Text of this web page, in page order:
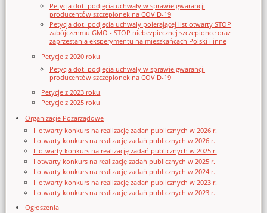
Petycja dot. podjęcia uchwały w sprawie gwarancji
producentów szczepionek na COVID-19
Petycja dot. podjęcia uchwały poierającej list otwarty STOP
zabójczenmu GMO - STOP niebezpiecznej szczepionce oraz
zaprzestania eksperymentu na mieszkańcach Polski i inne
Petycje z 2020 roku
Petycja dot. podjęcia uchwały w sprawie gwarancji
producentów szczepionek na COVID-19
Petycje z 2023 roku
Petycje z 2025 roku
Organizacje Pozarządowe
II otwarty konkurs na realizację zadań publicznych w 2026 r.
I otwarty konkurs na realizację zadań publicznych w 2026 r.
II otwarty konkurs na realizację zadań publicznych w 2025 r.
I otwarty konkurs na realizację zadań publicznych w 2025 r.
I otwarty konkurs na realizację zadań publicznych w 2024 r.
II otwarty konkurs na realizację zadań publicznych w 2023 r.
I otwarty konkurs na realizację zadań publicznych w 2023 r.
Ogłoszenia